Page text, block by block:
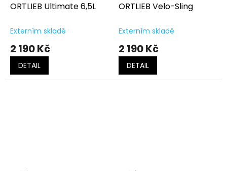
ORTLIEB Ultimate 6,5L
Externím skladě
2 190 Kč
DETAIL
ORTLIEB Velo-Sling
Externím skladě
2 190 Kč
DETAIL